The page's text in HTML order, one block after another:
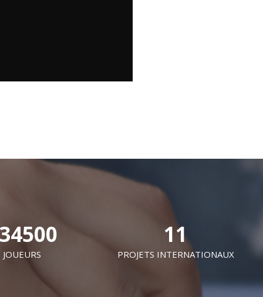
JOUEURS
11
PROJETS INTERNATIONAUX